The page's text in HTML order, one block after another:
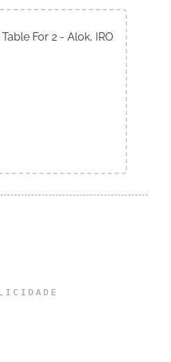
Table For 2 - Alok, IRO